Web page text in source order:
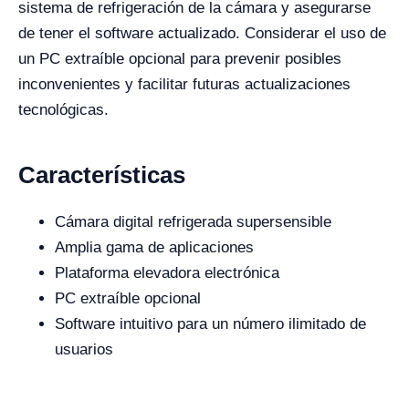
sistema de refrigeración de la cámara y asegurarse
de tener el software actualizado. Considerar el uso de
un PC extraíble opcional para prevenir posibles
inconvenientes y facilitar futuras actualizaciones
tecnológicas.
Características
Cámara digital refrigerada supersensible
Amplia gama de aplicaciones
Plataforma elevadora electrónica
PC extraíble opcional
Software intuitivo para un número ilimitado de
usuarios